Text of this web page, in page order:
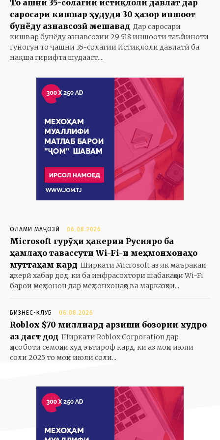
То ҷашни 35-солагии истиқлоли давлат дар
саросари кишвар ҳудуди 30 ҳазор иншоот
бунёду азнавсозӣ мешавад Дар саросари
кишвар бунёду азнавсозии 29 518 иншооти таъйиноти
гуногун то ҷашни 35-солагии Истиқлоли давлатӣ ба
нақша гирифта шудааст....
ОЛАМИ МАҶОЗӢ 06.08.2026
Microsoft гурӯҳи ҳакерии Русияро ба
ҳамлаҳо тавассути Wi-Fi-и меҳмонхонаҳо
муттаҳам кард Ширкати Microsoft аз як маъракаи
ҳакерӣ хабар дод, ки ба инфрасохтори шабакаҳои Wi-Fi
барои меҳмонон дар меҳмонхонаҳо ва марказҳои...
БИЗНЕС-КЛУБ 06.08.2026
Roblox $70 миллиард арзиши бозории худро
аз даст дод Ширкати Roblox Corporation дар
ҳисоботи семоҳаи худ эътироф кард, ки аз моҳи июли
соли 2025 то моҳи июли соли...